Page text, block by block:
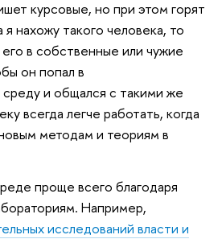
курсовые, но при этом горят
я нахожу такого человека, то
в собственные или чужие
он попал в
и общался с такими же
всегда легче работать, когда
методам и теориям в
проще всего благодаря
Например,
исследований власти и